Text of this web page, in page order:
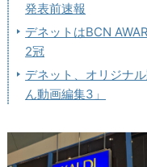
発表前速報
デネットはBCN
2冠
デネット、オリジナ
ん動画編集3」